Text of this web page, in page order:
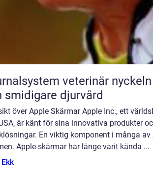
veterinär nyckeln till en tryggare
smidigare djurvård
över Apple Skärmar Apple Inc., ett
är känt för sina innovativa produkter
En viktig komponent i många av
Apple-skärmar har länge varit kända ...